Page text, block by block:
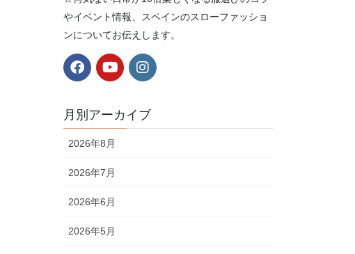
やイベント情報、スペインのスローファッショ
ンについてお伝えします。
月別アーカイブ
2026年8月
2026年7月
2026年6月
2026年5月